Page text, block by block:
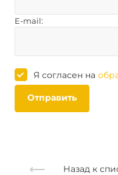
E-mail:
Я согласен на
Отправить
Назад к